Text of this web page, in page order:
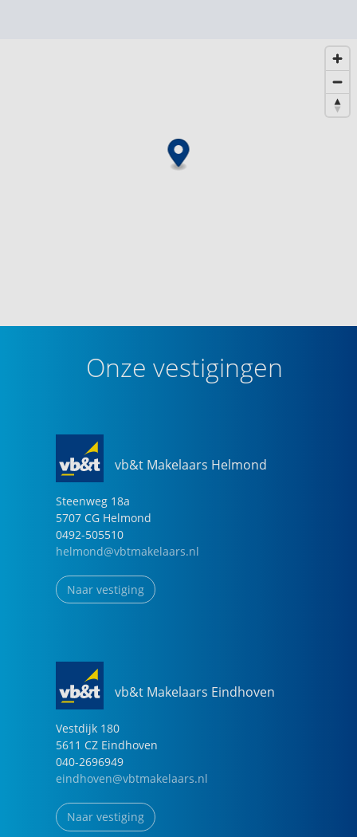
Onze vestigingen
vb&t Makelaars Helmond
Steenweg 18a
5707 CG Helmond
0492-505510
helmond@vbtmakelaars.nl
Naar vestiging
vb&t Makelaars Eindhoven
Vestdijk 180
5611 CZ Eindhoven
040-2696949
eindhoven@vbtmakelaars.nl
Naar vestiging